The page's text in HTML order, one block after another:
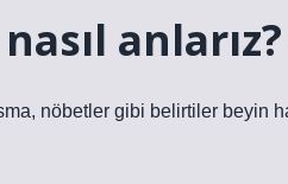
anlarız?
nöbetler gibi belirtiler beyin